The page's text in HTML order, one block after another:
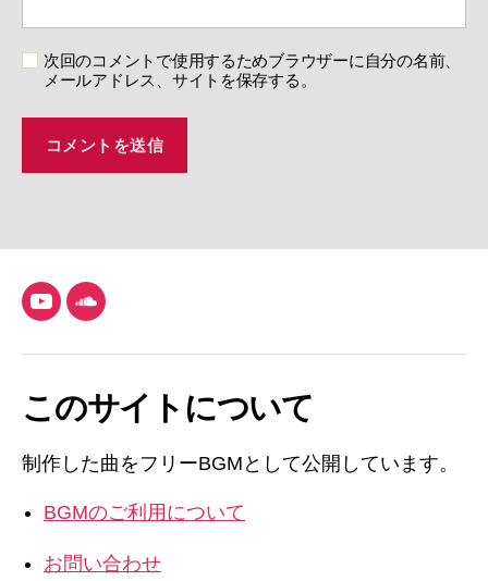
次回のコメントで使用するためブラウザーに自分の名前、
メールアドレス、サイトを保存する。
YouTubeSoundCloud
このサイトについて
制作した曲をフリーBGMとして公開しています。
BGMのご利用について
お問い合わせ